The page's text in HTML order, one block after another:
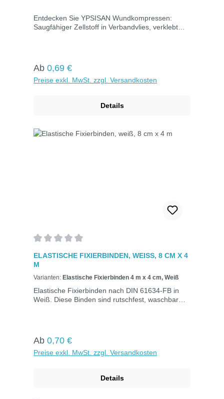
Entdecken Sie YPSISAN Wundkompressen:
Saugfähiger Zellstoff in Verbandvlies, verklebt
Regulärer Preis:
Ab 0,69 €
Preise exkl. MwSt. zzgl. Versandkosten
Details
ELASTISCHE FIXIERBINDEN, WEISS, 8 CM X 4 M
Varianten: Elastische Fixierbinden 4 m x 4 cm, Weiß
Elastische Fixierbinden nach DIN 61634-FB in
Weiß. Diese Binden sind rutschfest, waschbar
Band.DIN 61634-FBGröße: 8 cm x 4 mFarbe:
Weiß
Regulärer Preis:
Ab 0,70 €
Preise exkl. MwSt. zzgl. Versandkosten
Details